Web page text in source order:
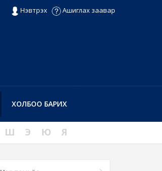
Нэвтрэх Ашиглах заавар
ХОЛБОО БАРИХ
Ш Э Ю Я